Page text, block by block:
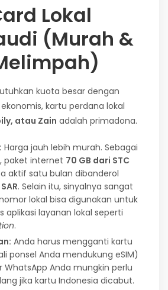
Lokal
(Murah &
kuota besar dengan
kartu perdana lokal
atau Zain adalah primadona.
Harga jauh lebih murah. Sebagai
paket internet 70 GB dari STC
aktif satu bulan dibanderol
. Selain itu, sinyalnya sangat
lokal bisa digunakan untuk
aplikasi layanan lokal seperti
.
Anda harus mengganti kartu
ponsel Anda mendukung eSIM)
WhatsApp Anda mungkin perlu
jika kartu Indonesia dicabut.